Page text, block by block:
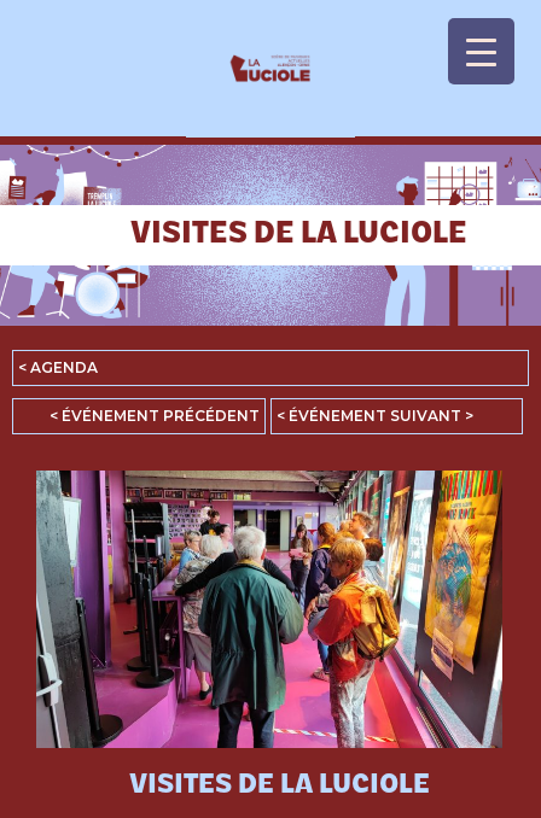
VISITES DE LA LUCIOLE
< AGENDA
< ÉVÉNEMENT PRÉCÉDENT < ÉVÉNEMENT SUIVANT >
VISITES DE LA LUCIOLE